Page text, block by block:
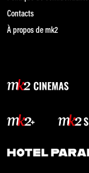
Contacts
À propos de mk2